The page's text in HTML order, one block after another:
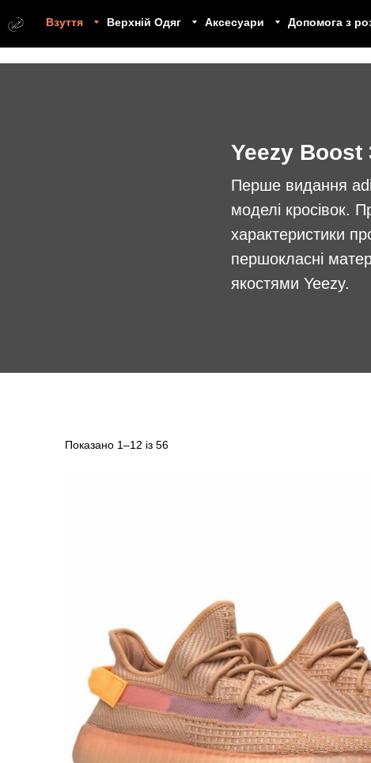
Взуття Верхній Одяг Аксесуари Допомога з
Yeezy Boost
Перше видання
моделі кросівок.
характеристики
першокласні
якостями Yeezy.
Показано 1–12 із 56